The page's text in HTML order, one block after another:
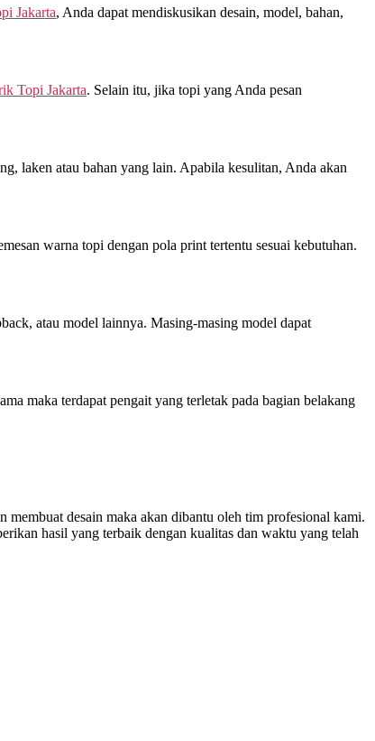
Jakarta, Anda dapat mendiskusikan desain, model, bahan,
Topi Jakarta. Selain itu, jika topi yang Anda pesan
laken atau bahan yang lain. Apabila kesulitan, Anda akan
warna topi dengan pola print tertentu sesuai kebutuhan.
atau model lainnya. Masing-masing model dapat
maka terdapat pengait yang terletak pada bagian belakang
desain maka akan dibantu oleh tim profesional kami.
hasil yang terbaik dengan kualitas dan waktu yang telah